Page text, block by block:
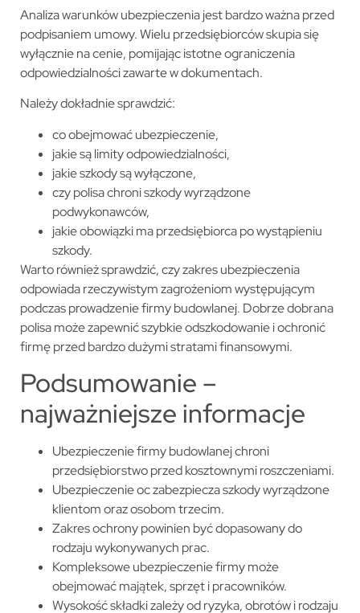
Analiza warunków ubezpieczenia jest bardzo ważna przed
podpisaniem umowy. Wielu przedsiębiorców skupia się
wyłącznie na cenie, pomijając istotne ograniczenia
odpowiedzialności zawarte w dokumentach.
Należy dokładnie sprawdzić:
co obejmować ubezpieczenie,
jakie są limity odpowiedzialności,
jakie szkody są wyłączone,
czy polisa chroni szkody wyrządzone
podwykonawców,
jakie obowiązki ma przedsiębiorca po wystąpieniu
szkody.
Warto również sprawdzić, czy zakres ubezpieczenia
odpowiada rzeczywistym zagrożeniom występującym
podczas prowadzenie firmy budowlanej. Dobrze dobrana
polisa może zapewnić szybkie odszkodowanie i ochronić
firmę przed bardzo dużymi stratami finansowymi.
Podsumowanie –
najważniejsze informacje
Ubezpieczenie firmy budowlanej chroni
przedsiębiorstwo przed kosztownymi roszczeniami.
Ubezpieczenie oc zabezpiecza szkody wyrządzone
klientom oraz osobom trzecim.
Zakres ochrony powinien być dopasowany do
rodzaju wykonywanych prac.
Kompleksowe ubezpieczenie firmy może
obejmować majątek, sprzęt i pracowników.
Wysokość składki zależy od ryzyka, obrotów i rodzaju